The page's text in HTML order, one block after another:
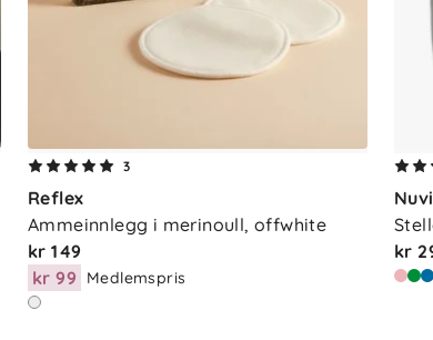
3
Reflex
Ammeinnlegg i merinoull, offwhite
kr 149
kr 99
Medlemspris
kr